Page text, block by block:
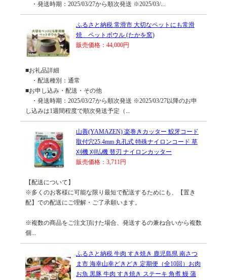
・発送時期：2025/03/27から順次発送 ※2025/03/...
ふるさと納税 常滑市 大切なペットにも常滑
焼 ペットボウル (たかを窯)
販売価格：44,000円
■お礼品詳細
・配送種別：通常
■お申し込み・配送・その他
・発送時期：2025/03/27から順次発送 ※2025/03/27以降のお申
し込みは1週間程度で順次発送予定（...
山善(YAMAZEN) 楽巻きカッター 鮫牙コード
取付穴25.4mm 丸孔式 特殊ナイロンコード 草
刈機 刈払機 替刃 ナイロンカッター
販売価格：3,711円
【配送について】
※多くのお客様に可能な限り最短で配送するためにも、【置き
配】での配送にご理解・ご了承願います。
※複数の商品をご注文頂けた場合、発送するの兼ね合いから複数
個...
ふるさと納税 牛肉 すき焼き 鹿児島県 南さつ
ま市 海幸山幸どきどき 定期便（全10回）お肉
お魚 黒豚 牛肉 すき焼き ステーキ 角煮 鰻 蒲